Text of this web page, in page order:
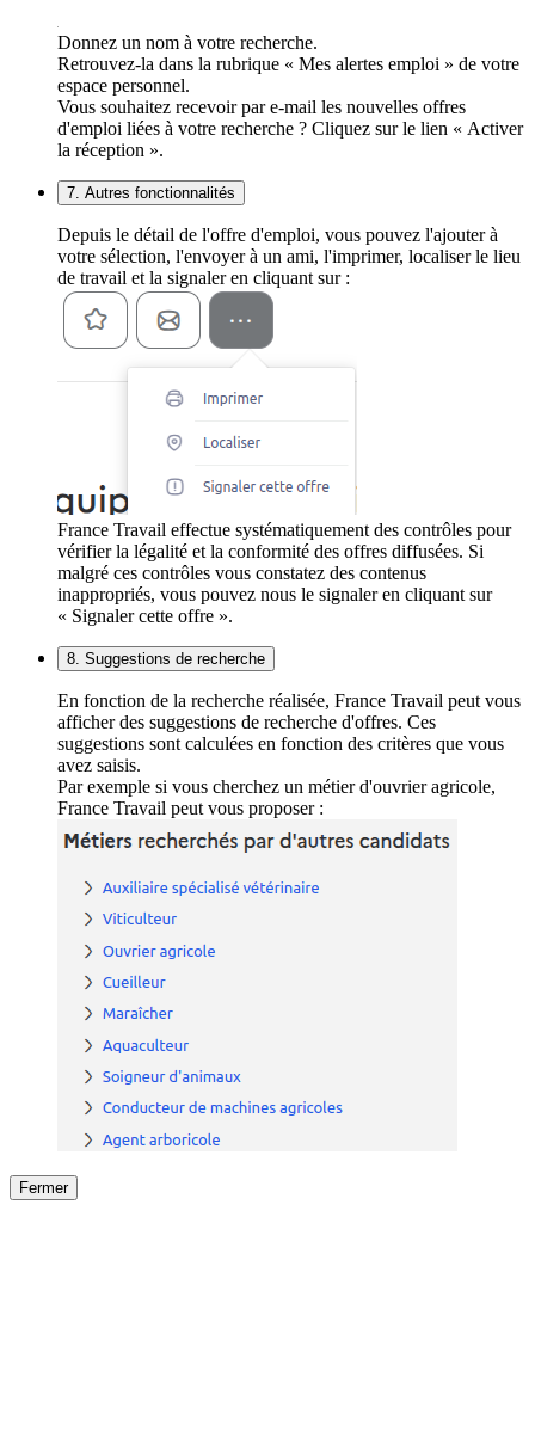
Donnez un nom à votre recherche.
Retrouvez-la dans la rubrique « Mes alertes emploi » de votre
espace personnel.
Vous souhaitez recevoir par e-mail les nouvelles offres
d'emploi liées à votre recherche ? Cliquez sur le lien « Activer
la réception ».
7. Autres fonctionnalités
Depuis le détail de l'offre d'emploi, vous pouvez l'ajouter à
votre sélection, l'envoyer à un ami, l'imprimer, localiser le lieu
de travail et la signaler en cliquant sur :
France Travail effectue systématiquement des contrôles pour
vérifier la légalité et la conformité des offres diffusées. Si
malgré ces contrôles vous constatez des contenus
inappropriés, vous pouvez nous le signaler en cliquant sur
« Signaler cette offre ».
8. Suggestions de recherche
En fonction de la recherche réalisée, France Travail peut vous
afficher des suggestions de recherche d'offres. Ces
suggestions sont calculées en fonction des critères que vous
avez saisis.
Par exemple si vous cherchez un métier d'ouvrier agricole,
France Travail peut vous proposer :
Fermer